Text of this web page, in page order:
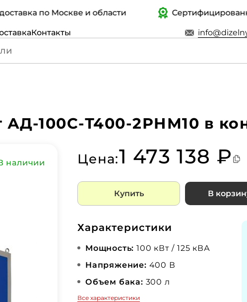
по Москве и области Сертифицированная
Контакты
100С-Т400-2РНМ10 в
наличии Цена:1 473 138 ₽
Купить В
Характеристики
Мощность: 100 кВт / 125 кВА
Напряжение: 400 В
Объем бака: 300 л
Все характеристики